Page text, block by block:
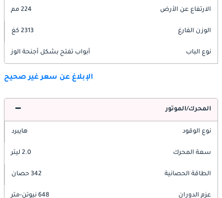
الارتفاع عن الأرض 224 مم
الوزن الفارغ 2313 كغ
نوع الباب أبواب تفتح بشكل أجنحة الوز
الإبلاغ عن سعر غير صحيح
المحرك/الموتور
نوع الوقود هايبرد
سعة المحرك 2.0 ليتر
الطاقة الحصانية 342 حصان
عزم الدوران 648 نيوتن-متر